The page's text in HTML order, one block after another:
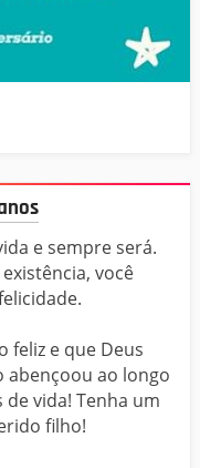
e sempre será.
você
feliz e que Deus
abençoou ao longo
vida! Tenha um
filho!